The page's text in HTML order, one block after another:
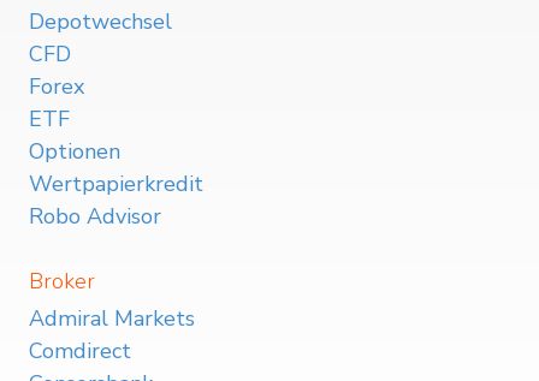
Depotwechsel
CFD
Forex
ETF
Optionen
Wertpapierkredit
Robo Advisor
Broker
Admiral Markets
Comdirect